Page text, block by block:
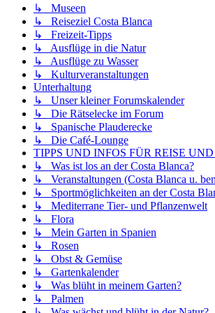
↳ Museen
↳ Reiseziel Costa Blanca
↳ Freizeit-Tipps
↳ Ausflüge in die Natur
↳ Ausflüge zu Wasser
↳ Kulturveranstaltungen
Unterhaltung
↳ Unser kleiner Forumskalender
↳ Die Rätselecke im Forum
↳ Spanische Plauderecke
↳ Die Café-Lounge
TIPPS UND INFOS FÜR REISE
↳ Was ist los an der Costa Blanca?
↳ Veranstaltungen (Costa Blanca u.
↳ Sportmöglichkeiten an der Costa
↳ Mediterrane Tier- und Pflanzenwelt
↳ Flora
↳ Mein Garten in Spanien
↳ Rosen
↳ Obst & Gemüse
↳ Gartenkalender
↳ Was blüht in meinem Garten?
↳ Palmen